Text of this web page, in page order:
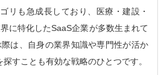
リも急成長しており、医療・建設・
に特化したSaaS企業が多数生まれて
は、自身の業界知識や専門性が活か
すことも有効な戦略のひとつです。